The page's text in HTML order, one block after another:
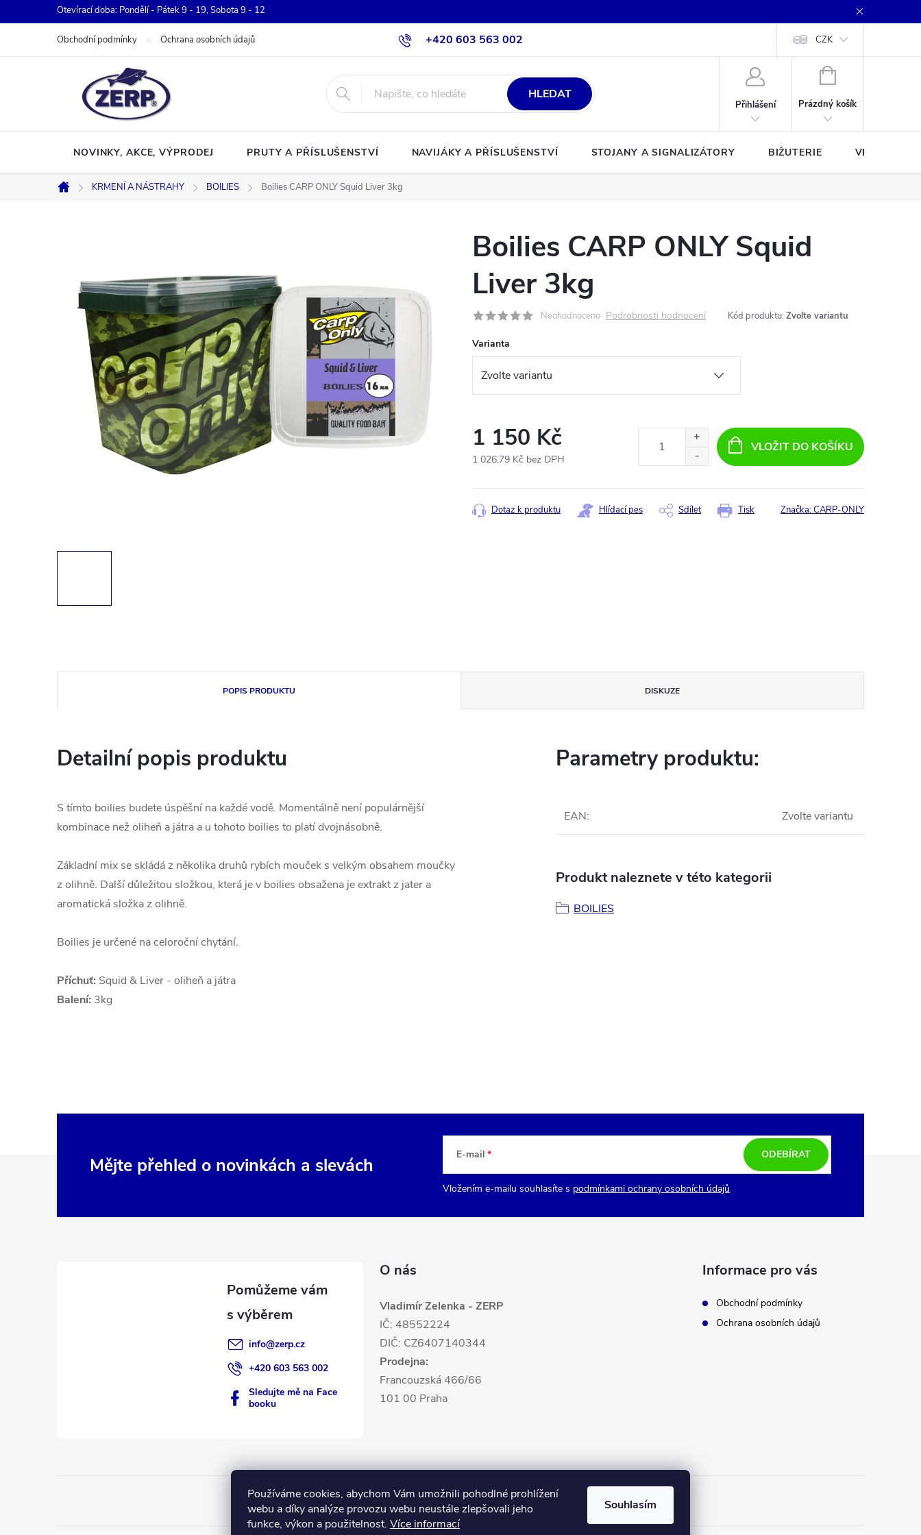
Používáme cookies, abychom Vám umožnili pohodlné prohlížení
webu a díky analýze provozu webu neustále zlepšovali jeho
funkce, výkon a použitelnost. Více informací
Souhlasím
na
Otevírací doba: Pondělí - Pátek 9 - 19, Sobota 9 - 12
+420 603 563 002
Obchodní podmínky Ochrana osobních údajů CZK
HLEDAT
Přihlášení
NÁKUPNÍ
Prázdný košík
NOVINKY, AKCE, VÝPRODEJ PRUTY A PŘÍSLUŠENSTVÍ NAVIJÁKY A PŘÍSLUŠENSTVÍ STOJANY A SIGNALIZÁTORY BIŽUTERIE VLASCE A
Domů
KRMENÍ A NÁSTRAHY BOILIES Boilies CARP ONLY Squid Liver 3kg
Boilies CARP ONLY Squid
Liver 3kg
Neohodnoceno Podrobnosti hodnocení Kód produktu: Zvolte variantu
Varianta
1 150 Kč
1 026,79 Kč bez DPH
cena:
VLOŽIT DO KOŠÍKU
Tisk
Dotaz k produktu Hlídací pes Sdílet Značka:CARP-ONLY
POPIS PRODUKTU DISKUZE
Detailní popis produktu
S tímto boilies budete úspěšní na každé vodě. Momentálně není populárnější
kombinace než oliheň a játra a u tohoto boilies to platí dvojnásobně.
Základní mix se skládá z několika druhů rybích mouček s velkým obsahem moučky
z olihně. Další důležitou složkou, která je v boilies obsažena je extrakt z jater a
aromatická složka z olihně.
Boilies je určené na celoroční chytání.
Příchuť: Squid & Liver - oliheň a játra
Balení: 3kg
Parametry produktu:
EAN: Zvolte variantu
Produkt naleznete v této kategorii
BOILIES
Mějte přehled o novinkách a slevách E-mail
Vložením e-mailu souhlasíte s podmínkami ochrany osobních údajů
ODEBÍRAT
info@zerp.cz
+420 603 563 002
Sledujte mě na Face
booku
O nás
Vladimír Zelenka - ZERP
IČ: 48552224
DIČ: CZ6407140344
Prodejna:
Francouzská 466/66
101 00 Praha
Informace pro vás
Obchodní podmínky
Ochrana osobních údajů